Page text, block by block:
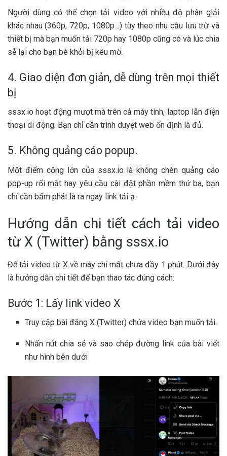
Người dùng có thể chọn tải video với nhiều độ phân giải
khác nhau (360p, 720p, 1080p…) tùy theo nhu cầu lưu trữ và
thiết bị mà bạn muốn tải 720p hay 1080p cũng có và lúc chia
sẻ lại cho bạn bè khỏi bị kêu mờ.
4. Giao diện đơn giản, dễ dùng trên mọi thiết
bị
sssx.io hoạt động mượt mà trên cả máy tính, laptop lẫn điện
thoại di động. Bạn chỉ cần trình duyệt web ổn định là đủ.
5. Không quảng cáo popup.
Một điểm cộng lớn của sssx.io là không chèn quảng cáo
pop-up rối mắt hay yêu cầu cài đặt phần mềm thứ ba, bạn
chỉ cần bấm phát là ra ngay link tải ạ.
Hướng dẫn chi tiết cách tải video
từ X (Twitter) bằng sssx.io
Để tải video từ X về máy chỉ mất chưa đầy 1 phút. Dưới đây
là hướng dẫn chi tiết để bạn thao tác đúng cách:
Bước 1: Lấy link video X
Truy cập bài đăng X (Twitter) chứa video bạn muốn tải.
Nhấn nút chia sẻ và sao chép đường link của bài viết
như hình bên dưới